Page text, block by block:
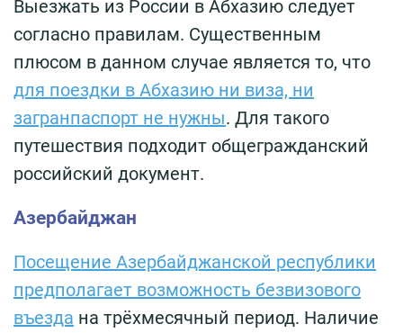
Выезжать из России в Абхазию следует
согласно правилам. Существенным
плюсом в данном случае является то, что
для поездки в Абхазию ни виза, ни
загранпаспорт не нужны. Для такого
путешествия подходит общегражданский
российский документ.
Азербайджан
Посещение Азербайджанской республики
предполагает возможность безвизового
въезда на трёхмесячный период. Наличие